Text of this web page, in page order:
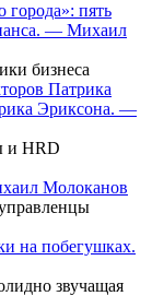
пять
— Михаил
бизнеса
Патрика
Эриксона. —
и HRD
Молоканов
на побегушках.
звучащая